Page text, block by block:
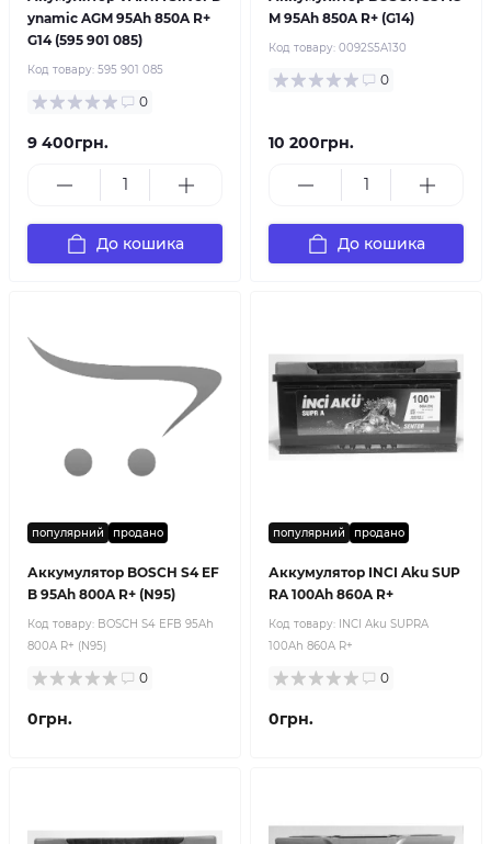
ynamic AGM 95Ah 850A R+
G14 (595 901 085)
Код товару: 595 901 085
0
9 400грн.
До кошика
M 95Ah 850A R+ (G14)
Код товару: 0092S5A130
0
10 200грн.
До кошика
популярний продано
Аккумулятор BOSCH S4 EF
B 95Ah 800A R+ (N95)
Код товару: BOSCH S4 EFB 95Ah
800A R+ (N95)
0
0грн.
популярний продано
Аккумулятор INCI Aku SUP
RA 100Ah 860A R+
Код товару: INCI Aku SUPRA
100Ah 860A R+
0
0грн.